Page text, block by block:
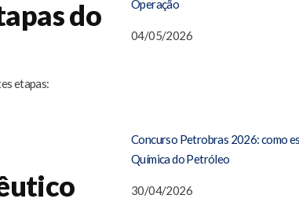
do
etapas:
Operação
04/05/2026
Concurso Petrobras 2026: como
Química do Petróleo
30/04/2026